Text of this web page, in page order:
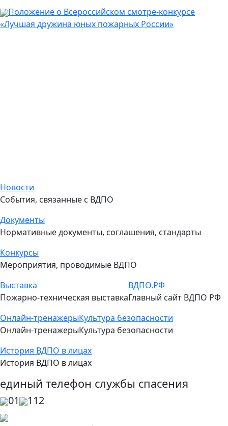
Положение о Всероссийском смотре-конкурсе
«Лучшая дружина юных пожарных России»
Новости
События, связанные с ВДПО
Документы
Нормативные документы, соглашения, стандарты
Конкурсы
Мероприятия, проводимые ВДПО
Выставка
Пожарно-техническая выставка
ВДПО.РФ
Главный сайт ВДПО РФ
Онлайн-тренажеры
Онлайн-тренажеры
Культура безопасности
Культура безопасности
История ВДПО в лицах
История ВДПО в лицах
единый телефон службы спасения
01 112